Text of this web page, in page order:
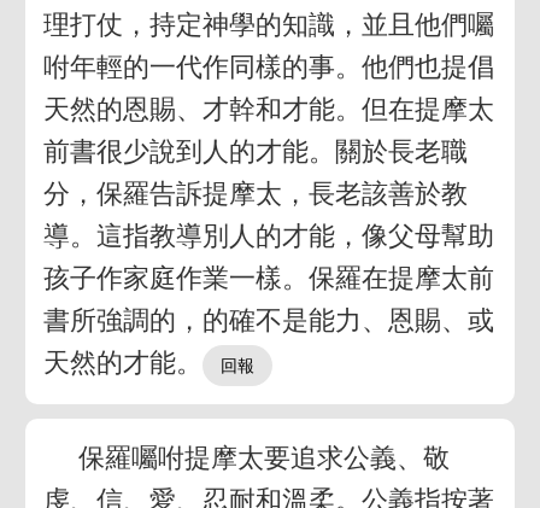
理打仗，持定神學的知識，並且他們囑
咐年輕的一代作同樣的事。他們也提倡
天然的恩賜、才幹和才能。但在提摩太
前書很少說到人的才能。關於長老職
分，保羅告訴提摩太，長老該善於教
導。這指教導別人的才能，像父母幫助
孩子作家庭作業一樣。保羅在提摩太前
書所強調的，的確不是能力、恩賜、或
天然的才能。
保羅囑咐提摩太要追求公義、敬
虔、信、愛、忍耐和溫柔。公義指按著